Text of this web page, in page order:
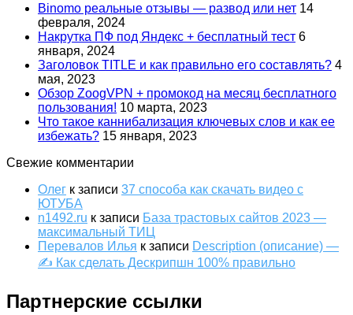
Binomo реальные отзывы — развод или нет 14
февраля, 2024
Накрутка ПФ под Яндекс + бесплатный тест 6
января, 2024
Заголовок TITLE и как правильно его составлять? 4
мая, 2023
Обзор ZoogVPN + промокод на месяц бесплатного
пользования! 10 марта, 2023
Что такое каннибализация ключевых слов и как ее
избежать? 15 января, 2023
Свежие комментарии
Олег к записи 37 способа как скачать видео с
ЮТУБА
n1492.ru к записи База трастовых сайтов 2023 —
максимальный ТИЦ
Перевалов Илья к записи Description (описание) —
✍ Как сделать Дескрипшн 100% правильно
Партнерские ссылки